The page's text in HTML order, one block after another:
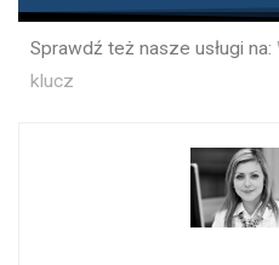
Sprawdź też nasze usługi na:
klucz